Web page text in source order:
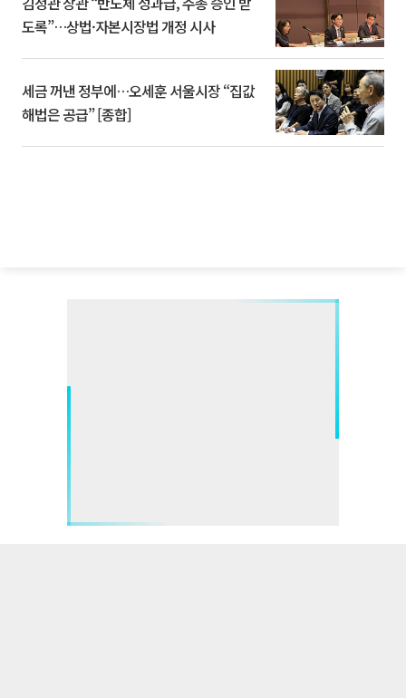
도록”…상법·자본시장법 개정 시사
세금 꺼낸 정부에…오세훈 서울시장 “집값
해법은 공급” [종합]